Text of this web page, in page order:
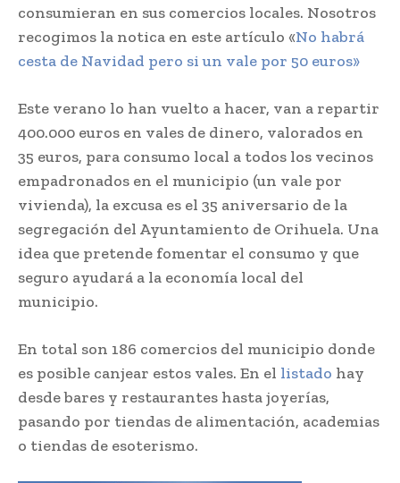
consumieran en sus comercios locales. Nosotros
recogimos la notica en este artículo «No habrá
cesta de Navidad pero si un vale por 50 euros»
Este verano lo han vuelto a hacer, van a repartir
400.000 euros en vales de dinero, valorados en
35 euros, para consumo local a todos los vecinos
empadronados en el municipio (un vale por
vivienda), la excusa es el 35 aniversario de la
segregación del Ayuntamiento de Orihuela. Una
idea que pretende fomentar el consumo y que
seguro ayudará a la economía local del
municipio.
En total son 186 comercios del municipio donde
es posible canjear estos vales. En el listado hay
desde bares y restaurantes hasta joyerías,
pasando por tiendas de alimentación, academias
o tiendas de esoterismo.